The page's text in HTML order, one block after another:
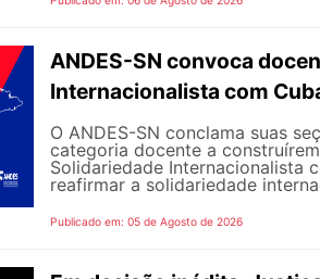
ANDES-SN convoca
Internacionalista com
O ANDES-SN conclama suas
categoria docente a
Solidariedade Internacionalista
reafirmar a solidariedade
Publicado em: 05 de Agosto de 2026